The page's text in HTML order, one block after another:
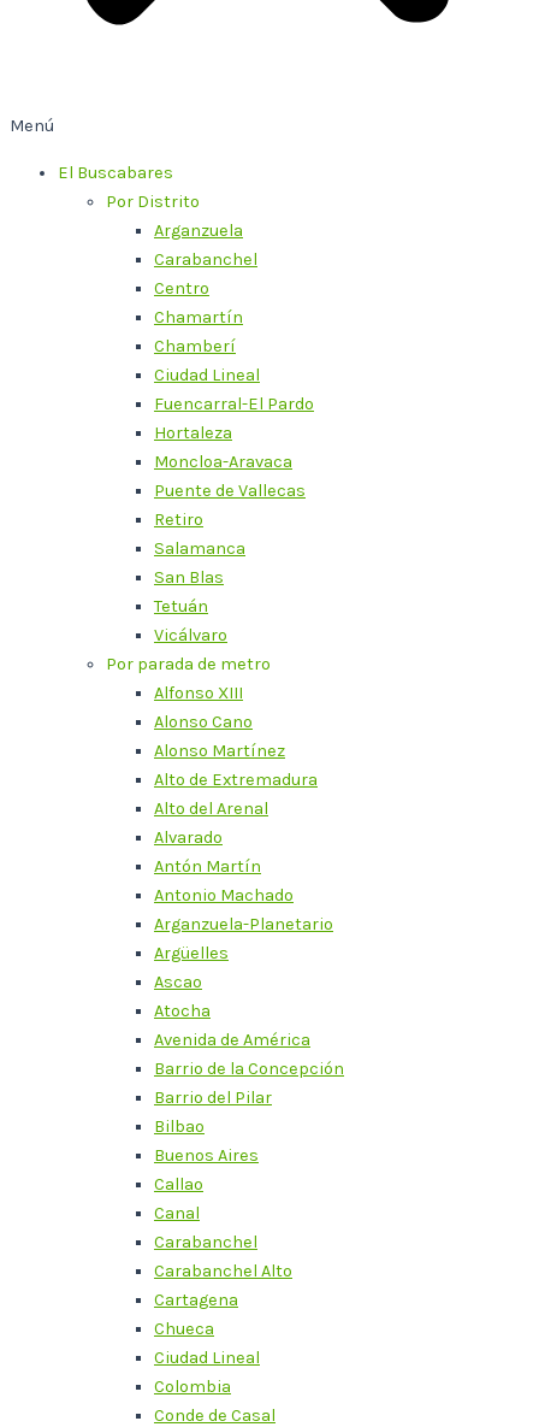
Menú
El Buscabares
Por Distrito
Arganzuela
Carabanchel
Centro
Chamartín
Chamberí
Ciudad Lineal
Fuencarral-El Pardo
Hortaleza
Moncloa-Aravaca
Puente de Vallecas
Retiro
Salamanca
San Blas
Tetuán
Vicálvaro
Por parada de metro
Alfonso XIII
Alonso Cano
Alonso Martínez
Alto de Extremadura
Alto del Arenal
Alvarado
Antón Martín
Antonio Machado
Arganzuela-Planetario
Argüelles
Ascao
Atocha
Avenida de América
Barrio de la Concepción
Barrio del Pilar
Bilbao
Buenos Aires
Callao
Canal
Carabanchel
Carabanchel Alto
Cartagena
Chueca
Ciudad Lineal
Colombia
Conde de Casal